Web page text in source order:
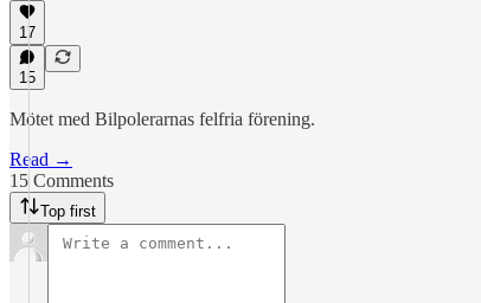
17
15
Mötet med Bilpolerarnas felfria förening.
Read →
15 Comments
Top first